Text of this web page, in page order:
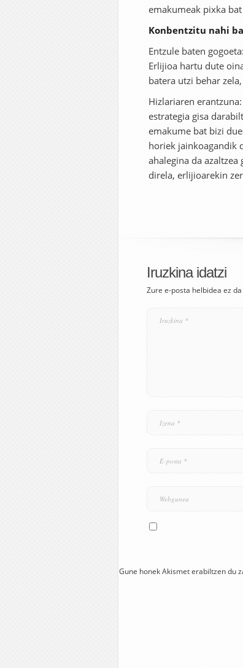
emakumeak pixka
Konbentzitu nahi
Entzule baten
Erlijioa hartu dute
batera utzi behar
Hizlariaren
estrategia gisa
emakume bat bizi
horiek jainkoagandik
ahalegina da
direla, erlijioarekin
Iruzkina idatzi
Zure e-posta helbidea ez
Gune honek Akismet erabiltzen du